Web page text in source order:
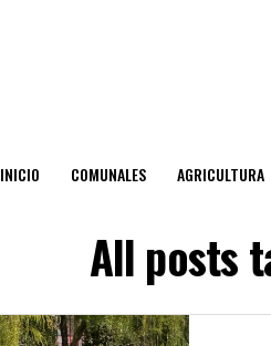
INICIO COMUNALES AGRICULTURA
All posts